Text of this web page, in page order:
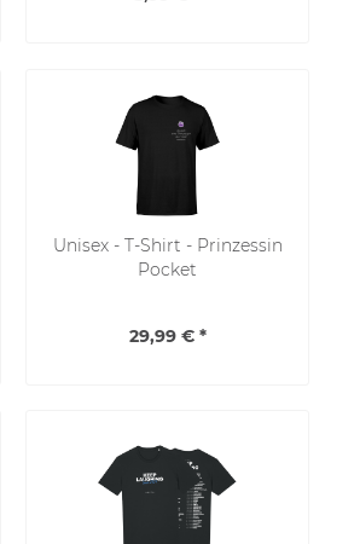
Unisex - T-Shirt - Prinzessin
Pocket
29,99 € *